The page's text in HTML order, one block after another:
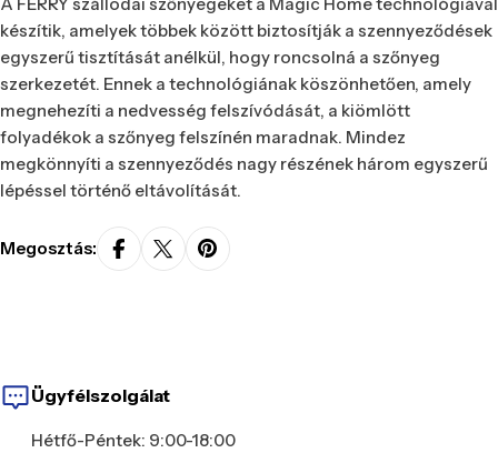
készítik, amelyek többek között biztosítják a szennyeződések
egyszerű tisztítását anélkül, hogy roncsolná a szőnyeg
szerkezetét. Ennek a technológiának köszönhetően, amely
megnehezíti a nedvesség felszívódását, a kiömlött
folyadékok a szőnyeg felszínén maradnak. Mindez
megkönnyíti a szennyeződés nagy részének három egyszerű
lépéssel történő eltávolítását.
Megosztás:
Ügyfélszolgálat
Hétfő-Péntek: 9:00-18:00